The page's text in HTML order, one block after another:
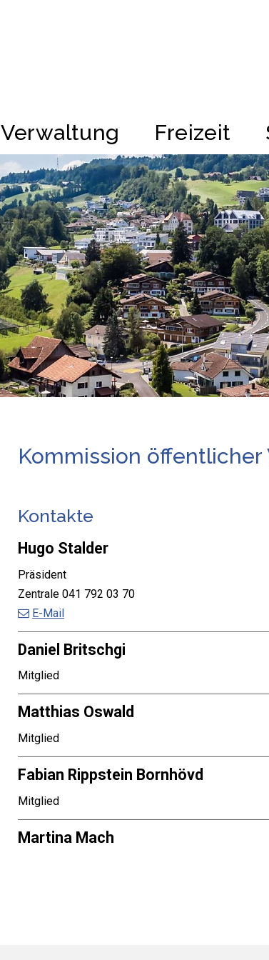
Verwaltung Freizeit
Kommission
Kontakte
Hugo Stalder
Funktion
Präsident
Zentrale 041 792 03 70
E-Mail
Daniel Britschgi
Funktion
Mitglied
Matthias Oswald
Funktion
Mitglied
Fabian Rippstein Bornhövd
Funktion
Mitglied
Martina Mach